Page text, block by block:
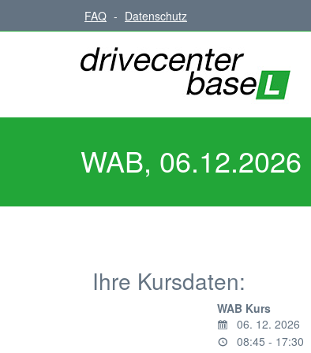
FAQ - Datenschutz
WAB, 06.12.2026
Ihre Kursdaten:
WAB Kurs
06. 12. 2026
08:45 - 17:30